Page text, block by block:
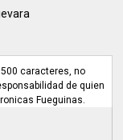
caracteres, no
de quien
Fueguinas.